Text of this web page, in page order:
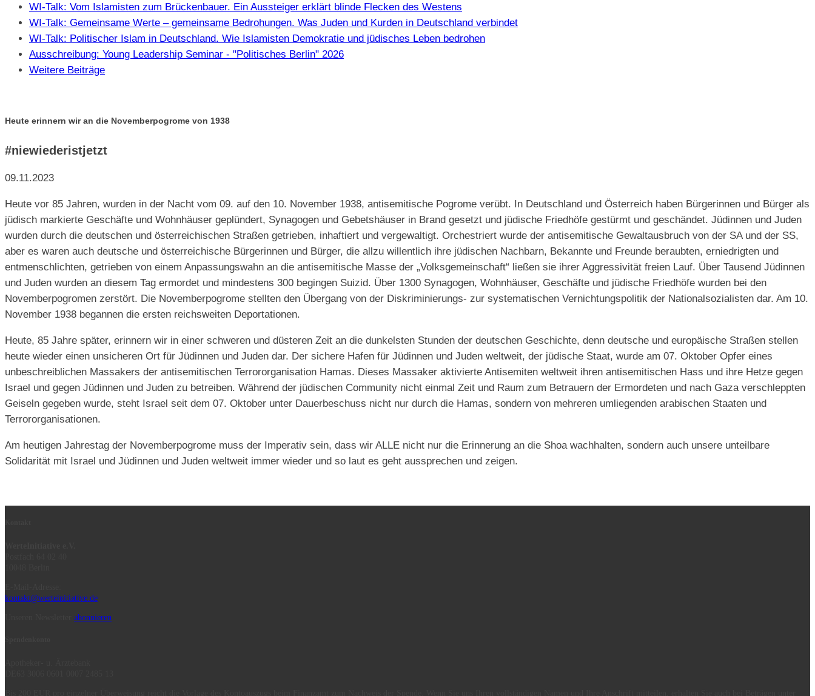
WI-Talk: Vom Islamisten zum Brückenbauer. Ein Aussteiger erklärt blinde Flecken des Westens
WI-Talk: Gemeinsame Werte – gemeinsame Bedrohungen. Was Juden und Kurden in Deutschland verbindet
WI-Talk: Politischer Islam in Deutschland. Wie Islamisten Demokratie und jüdisches Leben bedrohen
Ausschreibung: Young Leadership Seminar - "Politisches Berlin" 2026
Weitere Beiträge
Heute erinnern wir an die Novemberpogrome von 1938
#niewiederistjetzt
09.11.2023
Heute vor 85 Jahren, wurden in der Nacht vom 09. auf den 10. November 1938, antisemitische Pogrome verübt. In Deutschland und Österreich haben Bürgerinnen und Bürger als
jüdisch markierte Geschäfte und Wohnhäuser geplündert, Synagogen und Gebetshäuser in Brand gesetzt und jüdische Friedhöfe gestürmt und geschändet. Jüdinnen und Juden
wurden durch die deutschen und österreichischen Straßen getrieben, inhaftiert und vergewaltigt. Orchestriert wurde der antisemitische Gewaltausbruch von der SA und der SS,
aber es waren auch deutsche und österreichische Bürgerinnen und Bürger, die allzu willentlich ihre jüdischen Nachbarn, Bekannte und Freunde beraubten, erniedrigten und
entmenschlichten, getrieben von einem Anpassungswahn an die antisemitische Masse der „Volksgemeinschaft“ ließen sie ihrer Aggressivität freien Lauf. Über Tausend Jüdinnen
und Juden wurden an diesem Tag ermordet und mindestens 300 begingen Suizid. Über 1300 Synagogen, Wohnhäuser, Geschäfte und jüdische Friedhöfe wurden bei den
Novemberpogromen zerstört. Die Novemberpogrome stellten den Übergang von der Diskriminierungs- zur systematischen Vernichtungspolitik der Nationalsozialisten dar. Am 10.
November 1938 begannen die ersten reichsweiten Deportationen.
Heute, 85 Jahre später, erinnern wir in einer schweren und düsteren Zeit an die dunkelsten Stunden der deutschen Geschichte, denn deutsche und europäische Straßen stellen
heute wieder einen unsicheren Ort für Jüdinnen und Juden dar. Der sichere Hafen für Jüdinnen und Juden weltweit, der jüdische Staat, wurde am 07. Oktober Opfer eines
unbeschreiblichen Massakers der antisemitischen Terrororganisation Hamas. Dieses Massaker aktivierte Antisemiten weltweit ihren antisemitischen Hass und ihre Hetze gegen
Israel und gegen Jüdinnen und Juden zu betreiben. Während der jüdischen Community nicht einmal Zeit und Raum zum Betrauern der Ermordeten und nach Gaza verschleppten
Geiseln gegeben wurde, steht Israel seit dem 07. Oktober unter Dauerbeschuss nicht nur durch die Hamas, sondern von mehreren umliegenden arabischen Staaten und
Terrororganisationen.
Am heutigen Jahrestag der Novemberpogrome muss der Imperativ sein, dass wir ALLE nicht nur die Erinnerung an die Shoa wachhalten, sondern auch unsere unteilbare
Solidarität mit Israel und Jüdinnen und Juden weltweit immer wieder und so laut es geht aussprechen und zeigen.
kontakt@werteinitiative.de
abonnieren